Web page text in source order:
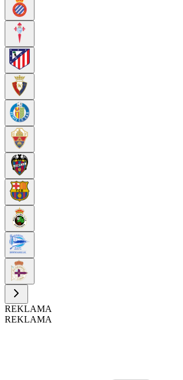
REKLAMA
REKLAMA